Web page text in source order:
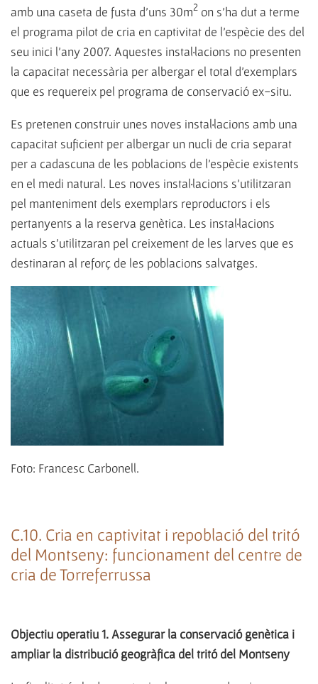
amb una caseta de fusta d'uns 30m2 on s'ha dut a terme
el programa pilot de cria en captivitat de l'espècie des del
seu inici l’any 2007. Aquestes instal·lacions no presenten
la capacitat necessària per albergar el total d'exemplars
que es requereix pel programa de conservació ex-situ.
Es pretenen construir unes noves instal·lacions amb una
capacitat suficient per albergar un nucli de cria separat
per a cadascuna de les poblacions de l'espècie existents
en el medi natural. Les noves instal·lacions s'utilitzaran
pel manteniment dels exemplars reproductors i els
pertanyents a la reserva genètica. Les instal·lacions
actuals s'utilitzaran pel creixement de les larves que es
destinaran al reforç de les poblacions salvatges.
Foto: Francesc Carbonell.
C.10. Cria en captivitat i repoblació del tritó
del Montseny: funcionament del centre de
cria de Torreferrussa
Objectiu operatiu 1. Assegurar la conservació genètica i
ampliar la distribució geogràfica del tritó del Montseny